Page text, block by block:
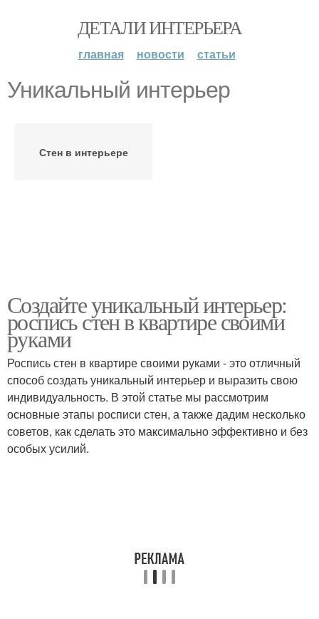
ДЕТАЛИ ИНТЕРЬЕРА
главная новости статьи
Уникальный интерьер
Стен в интерьере
Создайте уникальный интерьер:
роспись стен в квартире своими
руками
Роспись стен в квартире своими руками - это отличный
способ создать уникальный интерьер и выразить свою
индивидуальность. В этой статье мы рассмотрим
основные этапы росписи стен, а также дадим несколько
советов, как сделать это максимально эффективно и без
особых усилий.